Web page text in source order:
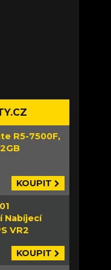
R5-7500F,
KOUPIT
Nabíjecí
VR2
KOUPIT